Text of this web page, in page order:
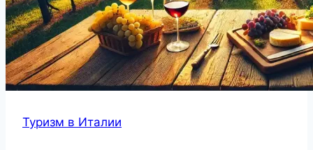
Туризм в Италии